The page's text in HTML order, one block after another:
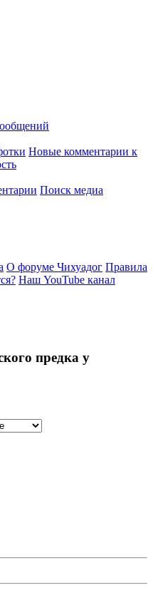
Новые комментарии к
Поиск медиа
О форуме Чихуадог Правила
Наш YouTube канал
предка у